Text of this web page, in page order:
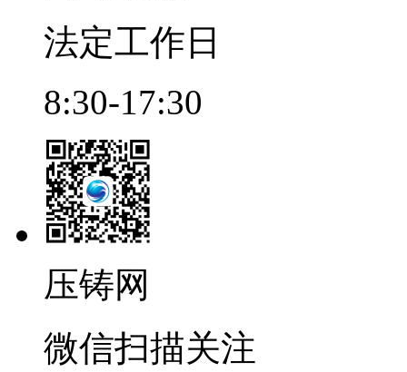
法定工作日
8:30-17:30
压铸网
微信扫描关注